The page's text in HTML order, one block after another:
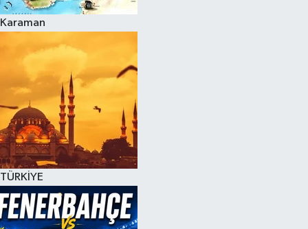
Karaman
TÜRKİYE